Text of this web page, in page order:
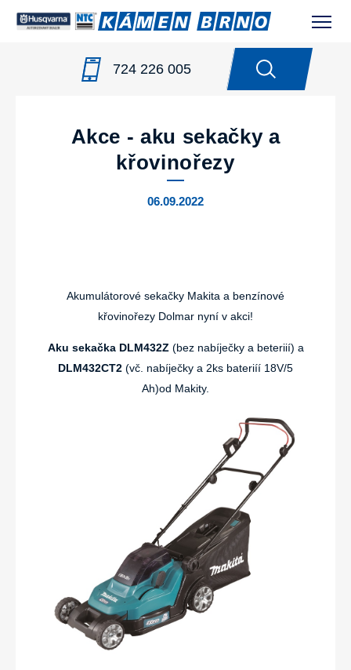
724 226 005
AKCE - AKU SEKAČKY A KŘOVINOŘEZY
Akce - aku sekačky a
křovinořezy
06.09.2022
Akumulátorové sekačky Makita a benzínové
křovinořezy Dolmar nyní v akci!
Aku sekačka DLM432Z (bez nabíječky a beteriií) a
DLM432CT2 (vč. nabíječky a 2ks bateriíí 18V/5
Ah)od Makity.